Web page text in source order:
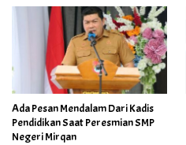
Ada Pesan Mendalam Dari Kadis
Pendidikan Saat Peresmian SMP
Negeri Mirqan